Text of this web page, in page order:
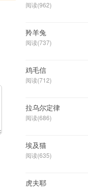
阅读(962)
羚羊兔
阅读(737)
鸡毛信
阅读(712)
拉乌尔定律
阅读(686)
埃及猫
阅读(635)
虎夫耶